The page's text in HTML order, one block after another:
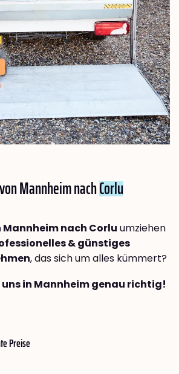
Mannheim nachCorlu
Mannheim nach Corlu umziehen
& günstiges
, das sich um alles kümmert?
uns in Mannheim genau richtig!
Preise